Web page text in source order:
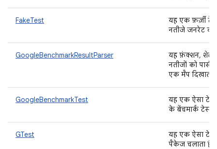
FakeTest
यह एक फ़र्ज़ी
नतीजे जनरेट
GoogleBenchmarkResultParser
यह फ़ंक्शन, शेल
नतीजों को पार्स
एक मैप दिखाता
GoogleBenchmarkTest
यह एक ऐसा
के बेंचमार्क
GTest
यह एक ऐसा टेस्ट
पैकेज चलाता है.